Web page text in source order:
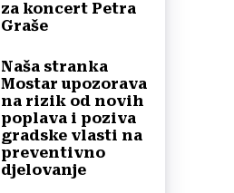
za koncert Petra
Graše
Naša stranka
Mostar upozorava
na rizik od novih
poplava i poziva
gradske vlasti na
preventivno
djelovanje